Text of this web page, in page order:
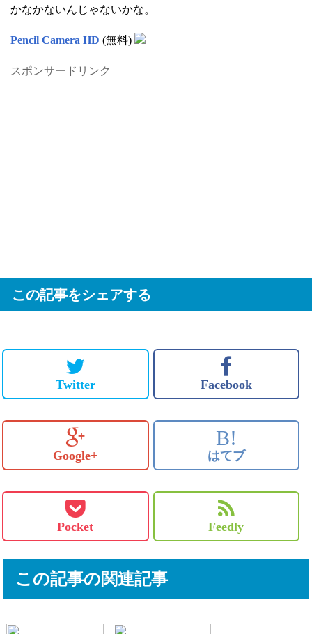
かなかないんじゃないかな。
Pencil Camera HD (無料)
スポンサードリンク
この記事をシェアする
Twitter Facebook
Google+
B!
はてブ
Pocket Feedly
この記事の関連記事